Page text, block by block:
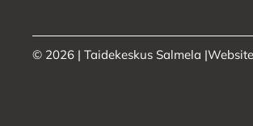
© 2026 | Taidekeskus Salmela |